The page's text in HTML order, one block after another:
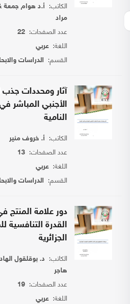
الكاتب: أ.د هوام جمعة
مراد
عدد الصفحات:22
اللغة:عربي
القسم: الدراسات
آثار ومحددات جذب
الأجنبي المباشر
النامية
الكاتب: أ. خروف منير
عدد الصفحات:13
اللغة:عربي
القسم: الدراسات
دور علامة المنتج
القدرة
الجزائرية
الكاتب: د. بوقلقول
هاجر
عدد الصفحات:19
اللغة:عربي